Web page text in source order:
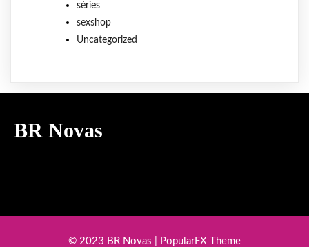
séries
sexshop
Uncategorized
BR Novas
© 2023 BR Novas | PopularFX Theme